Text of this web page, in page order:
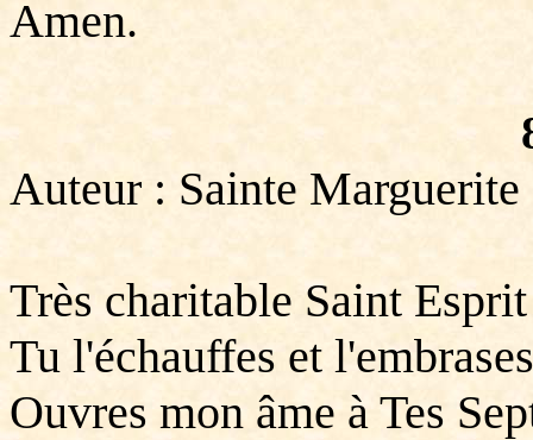
Amen.
Auteur : Sainte
Très charitable Saint
Tu l'échauffes et
Ouvres mon âme à Tes